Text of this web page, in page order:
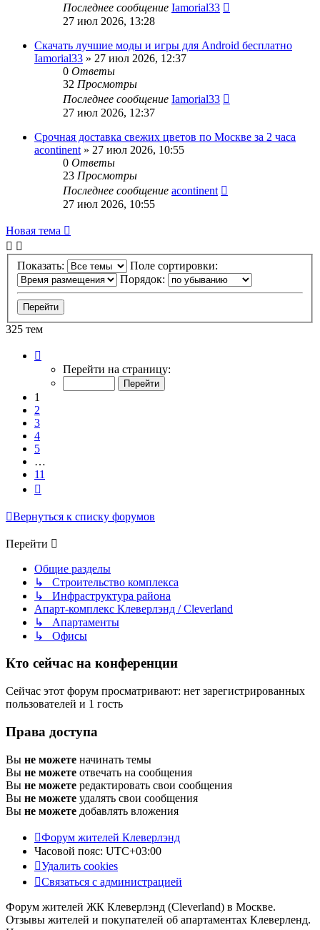
Последнее сообщение Iamorial33
27 июл 2026, 13:28
Скачать лучшие моды и игры для Android бесплатно
Iamorial33 » 27 июл 2026, 12:37
0 Ответы
32 Просмотры
Последнее сообщение Iamorial33
27 июл 2026, 12:37
Срочная доставка свежих цветов по Москве за 2 часа
acontinent » 27 июл 2026, 10:55
0 Ответы
23 Просмотры
Последнее сообщение acontinent
27 июл 2026, 10:55
Новая тема
Показать:
Поле сортировки:
Порядок:
325 тем
Перейти на страницу:
1
2
3
4
5
…
11
Вернуться к списку форумов
Перейти
Общие разделы
↳ Строительство комплекса
↳ Инфраструктура района
Апарт-комплекс Клеверлэнд / Cleverland
↳ Апартаменты
↳ Офисы
Кто сейчас на конференции
Сейчас этот форум просматривают: нет зарегистрированных
пользователей и 1 гость
Права доступа
Вы не можете начинать темы
Вы не можете отвечать на сообщения
Вы не можете редактировать свои сообщения
Вы не можете удалять свои сообщения
Вы не можете добавлять вложения
Форум жителей Клеверлэнд
Часовой пояс: UTC+03:00
Удалить cookies
Связаться с администрацией
Форум жителей ЖК Клеверлэнд (Cleverland) в Москве.
Отзывы жителей и покупателей об апартаментах Клеверленд.